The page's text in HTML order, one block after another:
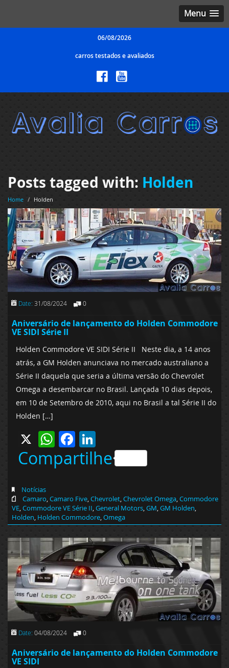
Menu
06/08/2026
carros testados e avaliados
Posts tagged with: Holden
Home / Holden
Date: 31/08/2024 0
Aniversário de lançamento do Holden Commodore
VE SIDI Série II
Holden Commodore VE SIDI Série II Neste dia, a 14 anos
atrás, a GM Holden anunciava no mercado australiano a
Série II daquela que seria a última versão do Chevrolet
Omega a desembarcar no Brasil. Lançada 10 dias depois,
em 10 de Setembro de 2010, aqui no Brasil a tal Série II do
Holden […]
X WhatsApp
Facebook
Compartilhe
Notícias
Camaro,Camaro Five,Chevrolet,Chevrolet Omega,Commodore
VE,Commodore VE Série II,General Motors,GM,GM Holden,
Holden, Holden Commodore,Omega
Date: 04/08/2024 0
Aniversário de lançamento do Holden Commodore
VE SIDI